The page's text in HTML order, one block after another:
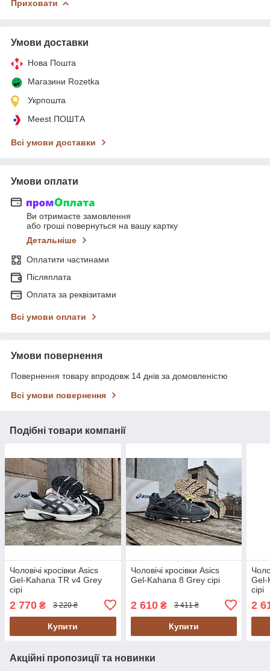
Приховати
Умови доставки
Нова Пошта
Магазини Rozetka
Укрпошта
Meest ПОШТА
Всі умови доставки
Умови оплати
Ви отримаєте замовлення
або гроші повернуться на вашу картку
Детальніше
Оплатити частинами
Післяплата
Оплата за реквізитами
Всі умови оплати
Умови повернення
Повернення товару впродовж 14 днів за домовленістю
Всі умови повернення
Подібні товари компанії
Чоловічі кросівки Asics
Gel-Kahana TR v4 Grey
сірі
2 770 ₴ 3 220 ₴
Купити
Чоловічі кросівки Asics
Gel-Kahana 8 Grey сірі
2 610₴ 3 411 ₴
Купити
Gel-
сірі
2
Акційні пропозиції та новинки